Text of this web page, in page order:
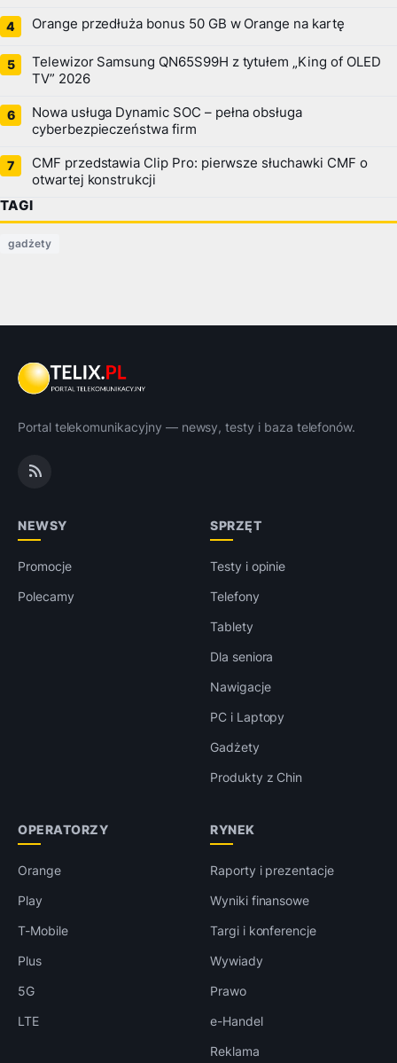
Orange przedłuża bonus 50 GB w Orange na kartę
Telewizor Samsung QN65S99H z tytułem „King of OLED
TV” 2026
Nowa usługa Dynamic SOC – pełna obsługa
cyberbezpieczeństwa firm
CMF przedstawia Clip Pro: pierwsze słuchawki CMF o
otwartej konstrukcji
TAGI
gadżety
Portal telekomunikacyjny — newsy, testy i baza telefonów.
NEWSY
Promocje
Polecamy
SPRZĘT
Testy i opinie
Telefony
Tablety
Dla seniora
Nawigacje
PC i Laptopy
Gadżety
Produkty z Chin
OPERATORZY
Orange
Play
T-Mobile
Plus
5G
LTE
RYNEK
Raporty i prezentacje
Wyniki finansowe
Targi i konferencje
Wywiady
Prawo
e-Handel
Reklama